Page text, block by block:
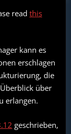
Kompetenzen
read this
kann es
erschlagen
die
über
erlangen.
geschrieben,